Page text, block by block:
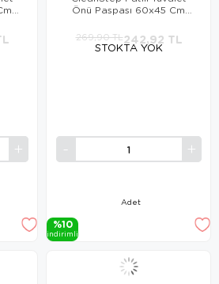
STOKTA YOK
Önü Paspası 60x45 Cm
Adet
242,92 TL
269,90 TL
%10
i̇ndi̇ri̇mli̇